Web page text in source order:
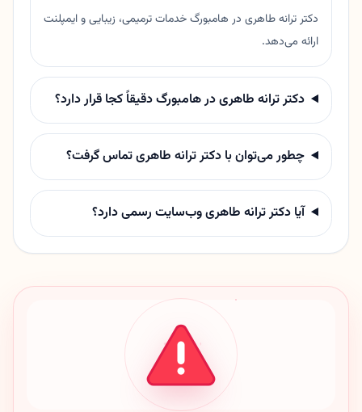
دکتر ترانه طاهری در هامبورگ خدمات ترمیمی، زیبایی و ایمپلنت
ارائه می‌دهد.
دکتر ترانه طاهری در هامبورگ دقیقاً کجا قرار دارد؟
چطور می‌توان با دکتر ترانه طاهری تماس گرفت؟
آیا دکتر ترانه طاهری وب‌سایت رسمی دارد؟